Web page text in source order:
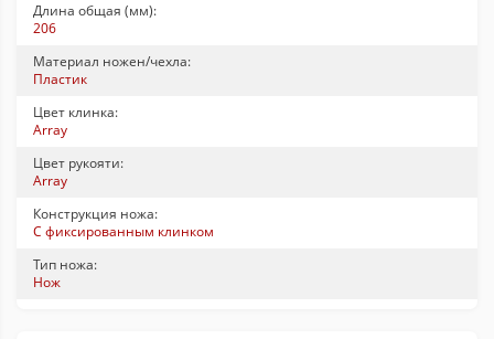
Длина общая (мм):
206
Материал ножен/чехла:
Пластик
Цвет клинка:
Array
Цвет рукояти:
Array
Конструкция ножа:
С фиксированным клинком
Тип ножа:
Нож